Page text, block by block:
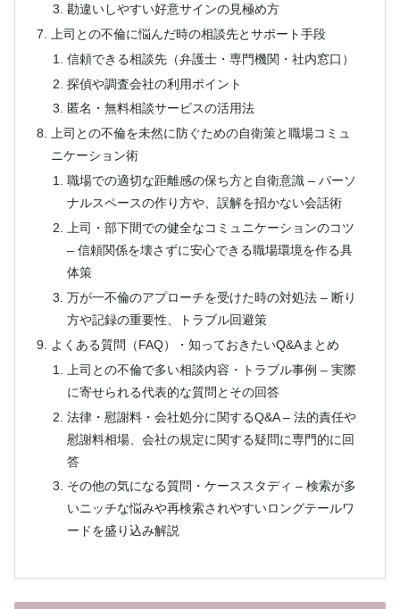
勘違いしやすい好意サインの見極め方
上司との不倫に悩んだ時の相談先とサポート手段
信頼できる相談先（弁護士・専門機関・社内窓口）
探偵や調査会社の利用ポイント
匿名・無料相談サービスの活用法
上司との不倫を未然に防ぐための自衛策と職場コミュ
ニケーション術
職場での適切な距離感の保ち方と自衛意識 – パーソ
ナルスペースの作り方や、誤解を招かない会話術
上司・部下間での健全なコミュニケーションのコツ
– 信頼関係を壊さずに安心できる職場環境を作る具
体策
万が一不倫のアプローチを受けた時の対処法 – 断り
方や記録の重要性、トラブル回避策
よくある質問（FAQ）・知っておきたいQ&Aまとめ
上司との不倫で多い相談内容・トラブル事例 – 実際
に寄せられる代表的な質問とその回答
法律・慰謝料・会社処分に関するQ&A – 法的責任や
慰謝料相場、会社の規定に関する疑問に専門的に回
答
その他の気になる質問・ケーススタディ – 検索が多
いニッチな悩みや再検索されやすいロングテールワ
ードを盛り込み解説